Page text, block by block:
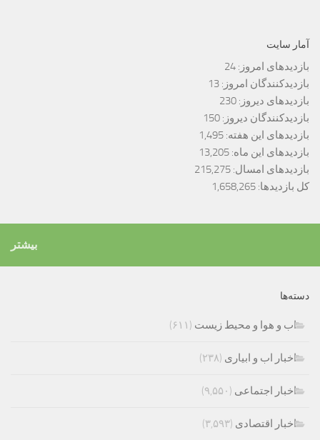
آمار سایت
بازدیدهای امروز: 24
بازدیدکنندگان امروز: 13
بازدیدهای دیروز: 230
بازدیدکنندگان دیروز: 150
بازدیدهای این هفته: 1,495
بازدیدهای این ماه: 13,205
بازدیدهای امسال: 215,275
کل بازدیدها: 1,658,265
بیشتر
دسته‌ها
اب و هوا و محیط زیست (۶۱۱)
اخبار اب و ابیاری (۲۳۸)
اخبار اجتماعی (۹,۵۵۰)
اخبار اقتصادی (۳,۵۹۳)